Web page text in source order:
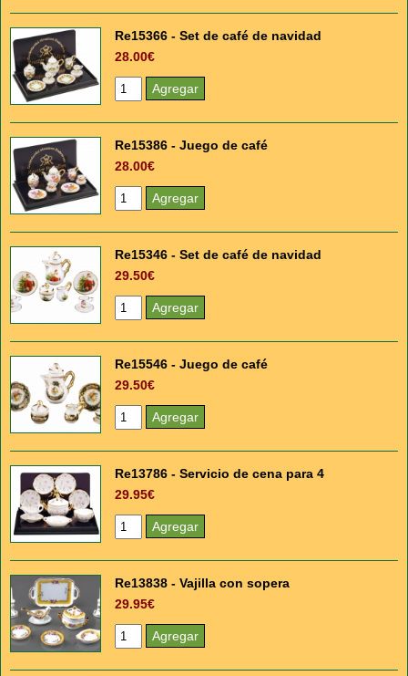
Re15366 - Set de café de navidad
28.00€
Re15386 - Juego de café
28.00€
Re15346 - Set de café de navidad
29.50€
Re15546 - Juego de café
29.50€
Re13786 - Servicio de cena para 4
29.95€
Re13838 - Vajilla con sopera
29.95€